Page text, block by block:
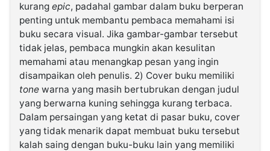
kurang epic, padahal gambar dalam buku berperan
penting untuk membantu pembaca memahami isi
buku secara visual. Jika gambar-gambar tersebut
tidak jelas, pembaca mungkin akan kesulitan
memahami atau menangkap pesan yang ingin
disampaikan oleh penulis. 2) Cover buku memiliki
tone warna yang masih bertubrukan dengan judul
yang berwarna kuning sehingga kurang terbaca.
Dalam persaingan yang ketat di pasar buku, cover
yang tidak menarik dapat membuat buku tersebut
kalah saing dengan buku-buku lain yang memiliki